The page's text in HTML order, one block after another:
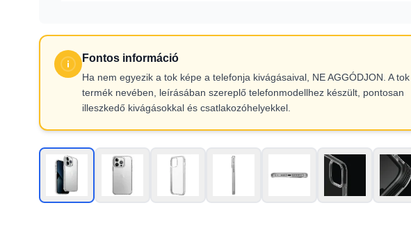
Fontos információ
Ha nem egyezik a tok képe a telefonja kivágásaival, NE AGGÓDJON. A tok
termék nevében, leírásában szereplő telefonmodellhez készült, pontosan
illeszkedő kivágásokkal és csatlakozóhelyekkel.